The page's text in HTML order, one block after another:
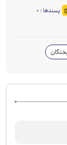
پسندها : ۰